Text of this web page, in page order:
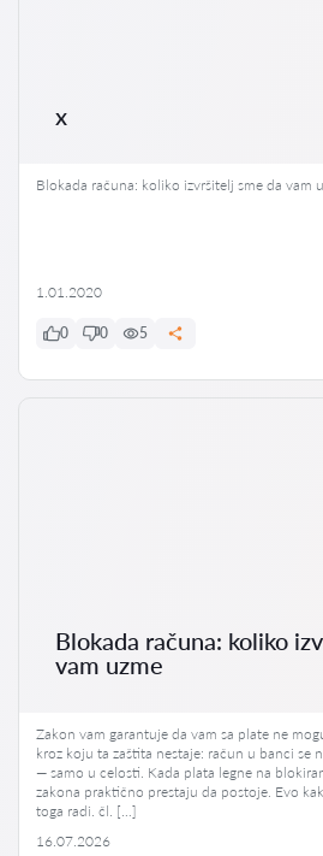
x
Blokada računa: koliko izvršitelj sme da vam
1.01.2020
0 0 5
Blokada računa: koliko
vam uzme
Zakon vam garantuje da vam sa plate ne
kroz koju ta zaštita nestaje: račun u banci se
— samo u celosti. Kada plata legne na
zakona praktično prestaju da postoje. Evo
toga radi. čl. […]
16.07.2026